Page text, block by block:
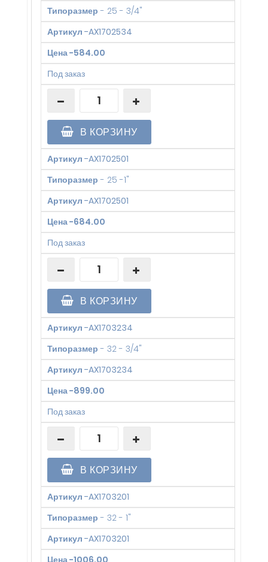
Типоразмер - 25 - 3/4"
Артикул -AX1702534
Цена-584.00
Под заказ
В КОРЗИНУ
Артикул -AX1702501
Типоразмер - 25 -1"
Артикул -AX1702501
Цена-684.00
Под заказ
В КОРЗИНУ
Артикул -AX1703234
Типоразмер - 32 - 3/4"
Артикул -AX1703234
Цена-899.00
Под заказ
В КОРЗИНУ
Артикул -AX1703201
Типоразмер - 32 - 1"
Артикул -AX1703201
Цена-1006.00